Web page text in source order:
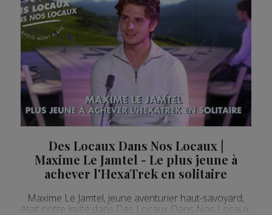
Des Locaux Dans Nos Locaux |
Maxime Le Jamtel - Le plus jeune à
achever l'HexaTrek en solitaire
Maxime Le Jamtel, jeune aventurier haut-savoyard,
était notre invité dans Des Locaux Dans Nos Locaux.